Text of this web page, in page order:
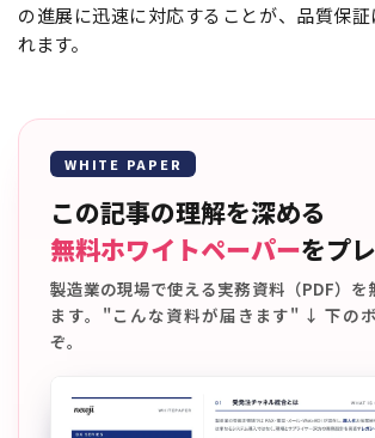
の進展に迅速に対応することが、品質保
れます。
WHITE PAPER
この記事の理解を深める
無料ホワイトペーパーをプ
製造業の現場で使える実務資料（PDF）を
ます。"こんな資料が届きます" ↓ 下の
ぞ。